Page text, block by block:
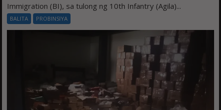
Immigration (BI), sa tulong ng 10th Infantry (Agila)...
BALITA PROBINSIYA